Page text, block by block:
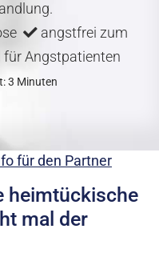
angstfrei zum
für Angstpatienten
3 Minuten
für den Partner
heimtückische
mal der